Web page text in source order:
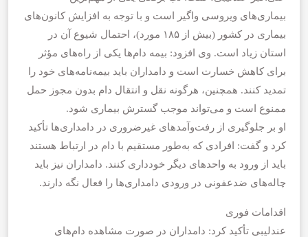
بیماری‌های ویروسی واگیر است و با توجه به افزایش کانون‌های
بیماری در کشور (بیش از ۱۸۵ مورد)، احتمال شیوع آن در
استان زیاد است. وی افزود: بیمه دام‌ها یکی از راه‌های مؤثر
برای کاهش خسارت است و دامداران باید بیمه‌نامه‌های خود را
تمدید کنند. همچنین، هرگونه نقل و انتقال دام بدون مجوز حمل
ممنوع است و می‌تواند موجب گسترش بیماری شود.
او بر جلوگیری از رفت‌وآمدهای غیرضروری در دامداری‌ها تأکید
کرد و گفت: افرادی که به‌طور مستقیم با دام در ارتباط هستند
باید از ورود به واحدهای دیگر خودداری کنند. دامداران نیز باید
چاله‌های ضدعفونی در ورودی دامداری‌ها را فعال نگه دارند.
اقدامات فوری
عندلیبی تأکید کرد: دامداران در صورت مشاهده دام‌های